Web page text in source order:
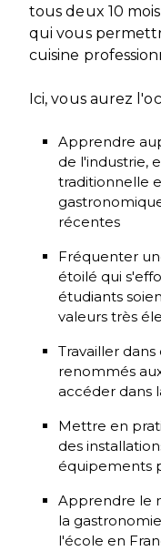
tous deux 10
qui vous
cuisine
Ici, vous aurez
Apprendre
de l'industrie,
traditionnelle
récentes
Fréquenter
étoilé qui
étudiants
valeurs très
Travailler
renommés
accéder dans
Mettre en
des
équipements
Apprendre le
la
l'école en